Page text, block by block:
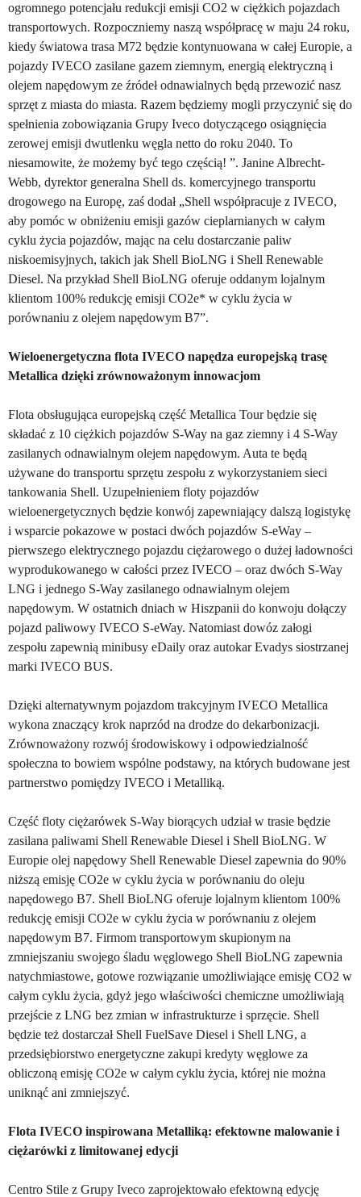
ogromnego potencjału redukcji emisji CO2 w ciężkich pojazdach
transportowych. Rozpoczniemy naszą współpracę w maju 24 roku,
kiedy światowa trasa M72 będzie kontynuowana w całej Europie, a
pojazdy IVECO zasilane gazem ziemnym, energią elektryczną i
olejem napędowym ze źródeł odnawialnych będą przewozić nasz
sprzęt z miasta do miasta. Razem będziemy mogli przyczynić się do
spełnienia zobowiązania Grupy Iveco dotyczącego osiągnięcia
zerowej emisji dwutlenku węgla netto do roku 2040. To
niesamowite, że możemy być tego częścią! ”. Janine Albrecht-
Webb, dyrektor generalna Shell ds. komercyjnego transportu
drogowego na Europę, zaś dodał „Shell współpracuje z IVECO,
aby pomóc w obniżeniu emisji gazów cieplarnianych w całym
cyklu życia pojazdów, mając na celu dostarczanie paliw
niskoemisyjnych, takich jak Shell BioLNG i Shell Renewable
Diesel. Na przykład Shell BioLNG oferuje oddanym lojalnym
klientom 100% redukcję emisji CO2e* w cyklu życia w
porównaniu z olejem napędowym B7”.
Wieloenergetyczna flota IVECO napędza europejską trasę
Metallica dzięki zrównoważonym innowacjom
Flota obsługująca europejską część Metallica Tour będzie się
składać z 10 ciężkich pojazdów S-Way na gaz ziemny i 4 S-Way
zasilanych odnawialnym olejem napędowym. Auta te będą
używane do transportu sprzętu zespołu z wykorzystaniem sieci
tankowania Shell. Uzupełnieniem floty pojazdów
wieloenergetycznych będzie konwój zapewniający dalszą logistykę
i wsparcie pokazowe w postaci dwóch pojazdów S-eWay –
pierwszego elektrycznego pojazdu ciężarowego o dużej ładowności
wyprodukowanego w całości przez IVECO – oraz dwóch S-Way
LNG i jednego S-Way zasilanego odnawialnym olejem
napędowym. W ostatnich dniach w Hiszpanii do konwoju dołączy
pojazd paliwowy IVECO S-eWay. Natomiast dowóz załogi
zespołu zapewnią minibusy eDaily oraz autokar Evadys siostrzanej
marki IVECO BUS.
Dzięki alternatywnym pojazdom trakcyjnym IVECO Metallica
wykona znaczący krok naprzód na drodze do dekarbonizacji.
Zrównoważony rozwój środowiskowy i odpowiedzialność
społeczna to bowiem wspólne podstawy, na których budowane jest
partnerstwo pomiędzy IVECO i Metalliką.
Część floty ciężarówek S-Way biorących udział w trasie będzie
zasilana paliwami Shell Renewable Diesel i Shell BioLNG. W
Europie olej napędowy Shell Renewable Diesel zapewnia do 90%
niższą emisję CO2e w cyklu życia w porównaniu do oleju
napędowego B7. Shell BioLNG oferuje lojalnym klientom 100%
redukcję emisji CO2e w cyklu życia w porównaniu z olejem
napędowym B7. Firmom transportowym skupionym na
zmniejszaniu swojego śladu węglowego Shell BioLNG zapewnia
natychmiastowe, gotowe rozwiązanie umożliwiające emisję CO2 w
całym cyklu życia, gdyż jego właściwości chemiczne umożliwiają
przejście z LNG bez zmian w infrastrukturze i sprzęcie. Shell
będzie też dostarczał Shell FuelSave Diesel i Shell LNG, a
przedsiębiorstwo energetyczne zakupi kredyty węglowe za
obliczoną emisję CO2e w całym cyklu życia, której nie można
uniknąć ani zmniejszyć.
Flota IVECO inspirowana Metalliką: efektowne malowanie i
ciężarówki z limitowanej edycji
Centro Stile z Grupy Iveco zaprojektowało efektowną edycję